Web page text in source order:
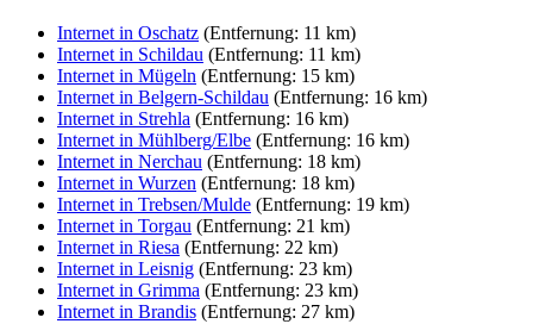
Internet in Oschatz (Entfernung: 11 km)
Internet in Schildau (Entfernung: 11 km)
Internet in Mügeln (Entfernung: 15 km)
Internet in Belgern-Schildau (Entfernung: 16 km)
Internet in Strehla (Entfernung: 16 km)
Internet in Mühlberg/Elbe (Entfernung: 16 km)
Internet in Nerchau (Entfernung: 18 km)
Internet in Wurzen (Entfernung: 18 km)
Internet in Trebsen/Mulde (Entfernung: 19 km)
Internet in Torgau (Entfernung: 21 km)
Internet in Riesa (Entfernung: 22 km)
Internet in Leisnig (Entfernung: 23 km)
Internet in Grimma (Entfernung: 23 km)
Internet in Brandis (Entfernung: 27 km)